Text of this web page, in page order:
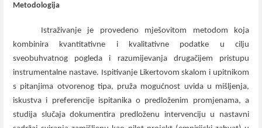
Metodologija
Istraživanje je provedeno mješovitom metodom koja
kombinira kvantitativne i kvalitativne podatke u cilju
sveobuhvatnog pogleda i razumijevanja drugačijem pristupu
instrumentalne nastave. Ispitivanje Likertovom skalom i upitnikom
s pitanjima otvorenog tipa, pruža mogućnost uvida u mišljenja,
iskustva i preferencije ispitanika o predloženim promjenama, a
studija slučaja dokumentira predloženu intervenciju u nastavni